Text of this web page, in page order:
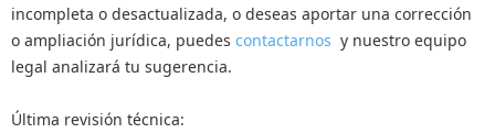
incompleta o desactualizada, o deseas aportar una corrección
o ampliación jurídica, puedes contactarnos y nuestro equipo
legal analizará tu sugerencia.
Última revisión técnica: